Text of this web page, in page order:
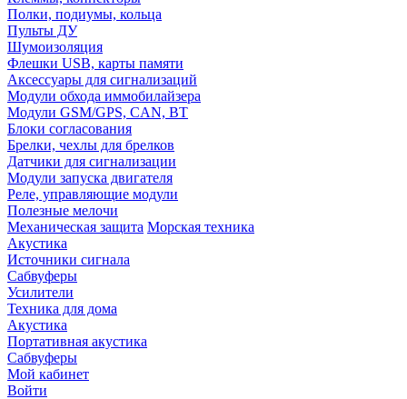
Полки, подиумы, кольца
Пульты ДУ
Шумоизоляция
Флешки USB, карты памяти
Аксессуары для сигнализаций
Модули обхода иммобилайзера
Модули GSM/GPS, CAN, BT
Блоки согласования
Брелки, чехлы для брелков
Датчики для сигнализации
Модули запуска двигателя
Реле, управляющие модули
Полезные мелочи
Механическая защита Морская техника
Акустика
Источники сигнала
Сабвуферы
Усилители
Техника для дома
Акустика
Портативная акустика
Сабвуферы
Мой кабинет
Войти